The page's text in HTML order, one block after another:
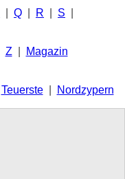
Q R S
Z Magazin
Teuerste| Nordzypern